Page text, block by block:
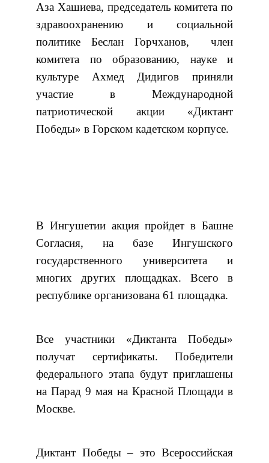
Аза Хашиева, председатель комитета по
здравоохранению и социальной
политике Беслан Горчханов, член
комитета по образованию, науке и
культуре Ахмед Дидигов приняли
участие в Международной
патриотической акции «Диктант
Победы» в Горском кадетском корпусе.
В Ингушетии акция пройдет в Башне
Согласия, на базе Ингушского
государственного университета и
многих других площадках. Всего в
республике организована 61 площадка.
Все участники «Диктанта Победы»
получат сертификаты. Победители
федерального этапа будут приглашены
на Парад 9 мая на Красной Площади в
Москве.
Диктант Победы – это Всероссийская